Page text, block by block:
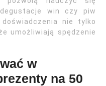
win czy piw
nie tylko
umożliwiają spędzenie
w
na 50